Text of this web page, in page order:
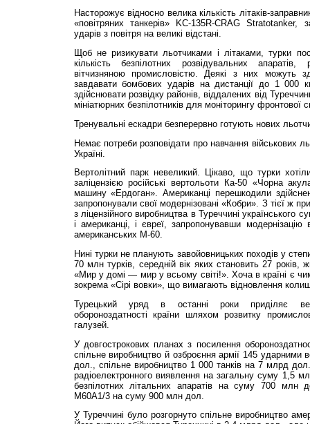
Насторожує відносно велика кількість літаків-
«повітряних танкерів» KC-135R-CRAG
ударів з повітря на великі відстані.
Щоб не ризикувати льотчиками і літаками, турки
кількість безпілотних розвідувальних
вітчизняною промисловістю. Деякі з них можуть
завдавати бомбових ударів на дистанції до 1 000
здійснювати розвідку районів, віддалених від
мініатюрних безпілотників для моніторингу фронтової
Тренувальні ескадри безперервно готують нових
Немає потреби розповідати про навчання військових
Україні.
Вертолітний парк невеликий. Цікаво, що турки
заліцензією російські вертольоти Ка-50 «Чорна
машину «Ердоган». Американці перешкодили
запропонували свої модернізовані «Кобри». З тієї ж
з ліцензійного виробництва в Туреччині українського
і американці, і євреї, запропонувавши модернізацію
американських М-60.
Нині турки не планують завойовницьких походів у
70 млн турків, середній вік яких становить 27 років,
«Мир у домі — мир у всьому світі!». Хоча в країні є
зокрема «Сірі вовки», що вимагають відновлення
Турецький уряд в ос­танні роки приділяє
обороноздатності країни шляхом розвитку
галузей.
У довгострокових планах з посилення
спільне виробництво й озброєння армії 145 ударними
дол., спільне виробництво 1 000 танків на 7 млрд
радіоелектронного виявлення на загальну суму 1,5
безпілотних літальних апаратів на суму 700 млн
М60А1/3 на суму 900 млн дол.
У Туреччині було розгорнуто спільне виробництво